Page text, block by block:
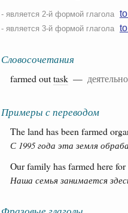
- является 2-й формой глагола
- является 3-й формой глагола
Словосочетания
farmed outtask —
Примеры с переводом
The land has been farmed
С 1995 года эта земля
Our family has farmed here for
Наша семья занимается